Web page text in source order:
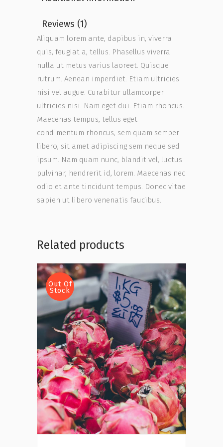
Reviews (1)
Aliquam lorem ante, dapibus in, viverra
quis, feugiat a, tellus. Phasellus viverra
nulla ut metus varius laoreet. Quisque
rutrum. Aenean imperdiet. Etiam ultricies
nisi vel augue. Curabitur ullamcorper
ultricies nisi. Nam eget dui. Etiam rhoncus.
Maecenas tempus, tellus eget
condimentum rhoncus, sem quam semper
libero, sit amet adipiscing sem neque sed
ipsum. Nam quam nunc, blandit vel, luctus
pulvinar, hendrerit id, lorem. Maecenas nec
odio et ante tincidunt tempus. Donec vitae
sapien ut libero venenatis faucibus.
Related products
Out Of
Stock
Read more